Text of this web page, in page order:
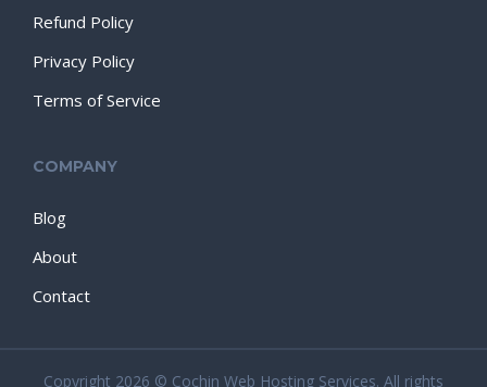
Refund Policy
Privacy Policy
Terms of Service
COMPANY
Blog
About
Contact
Copyright 2026 © Cochin Web Hosting Services. All rights